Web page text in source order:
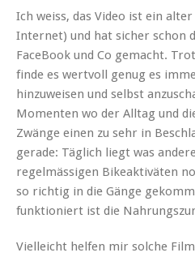
Ich weiss, das Video ist ein
Internet) und hat sicher schon
FaceBook und Co gemacht.
finde es wertvoll genug es
hinzuweisen und selbst
Momenten wo der Alltag und
Zwänge einen zu sehr in
gerade: Täglich liegt was
regelmässigen Bikeaktiväten
so richtig in die Gänge
funktioniert ist die
Vielleicht helfen mir solche